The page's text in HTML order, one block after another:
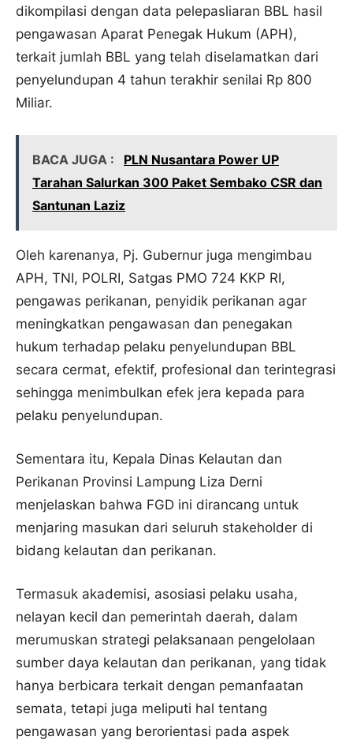
dikompilasi dengan data pelepasliaran BBL hasil
pengawasan Aparat Penegak Hukum (APH),
terkait jumlah BBL yang telah diselamatkan dari
penyelundupan 4 tahun terakhir senilai Rp 800
Miliar.
BACA JUGA :
PLN Nusantara Power UP
Tarahan Salurkan 300 Paket Sembako CSR dan
Santunan Laziz
Oleh karenanya, Pj. Gubernur juga mengimbau
APH, TNI, POLRI, Satgas PMO 724 KKP RI,
pengawas perikanan, penyidik perikanan agar
meningkatkan pengawasan dan penegakan
hukum terhadap pelaku penyelundupan BBL
secara cermat, efektif, profesional dan terintegrasi
sehingga menimbulkan efek jera kepada para
pelaku penyelundupan.
Sementara itu, Kepala Dinas Kelautan dan
Perikanan Provinsi Lampung Liza Derni
menjelaskan bahwa FGD ini dirancang untuk
menjaring masukan dari seluruh stakeholder di
bidang kelautan dan perikanan.
Termasuk akademisi, asosiasi pelaku usaha,
nelayan kecil dan pemerintah daerah, dalam
merumuskan strategi pelaksanaan pengelolaan
sumber daya kelautan dan perikanan, yang tidak
hanya berbicara terkait dengan pemanfaatan
semata, tetapi juga meliputi hal tentang
pengawasan yang berorientasi pada aspek